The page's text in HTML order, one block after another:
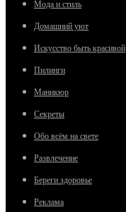
Мода и стиль
Домашний уют
Искусство быть красивой
Пилинги
Маникюр
Секреты
Обо всём на свете
Развлечение
Береги здоровье
Реклама